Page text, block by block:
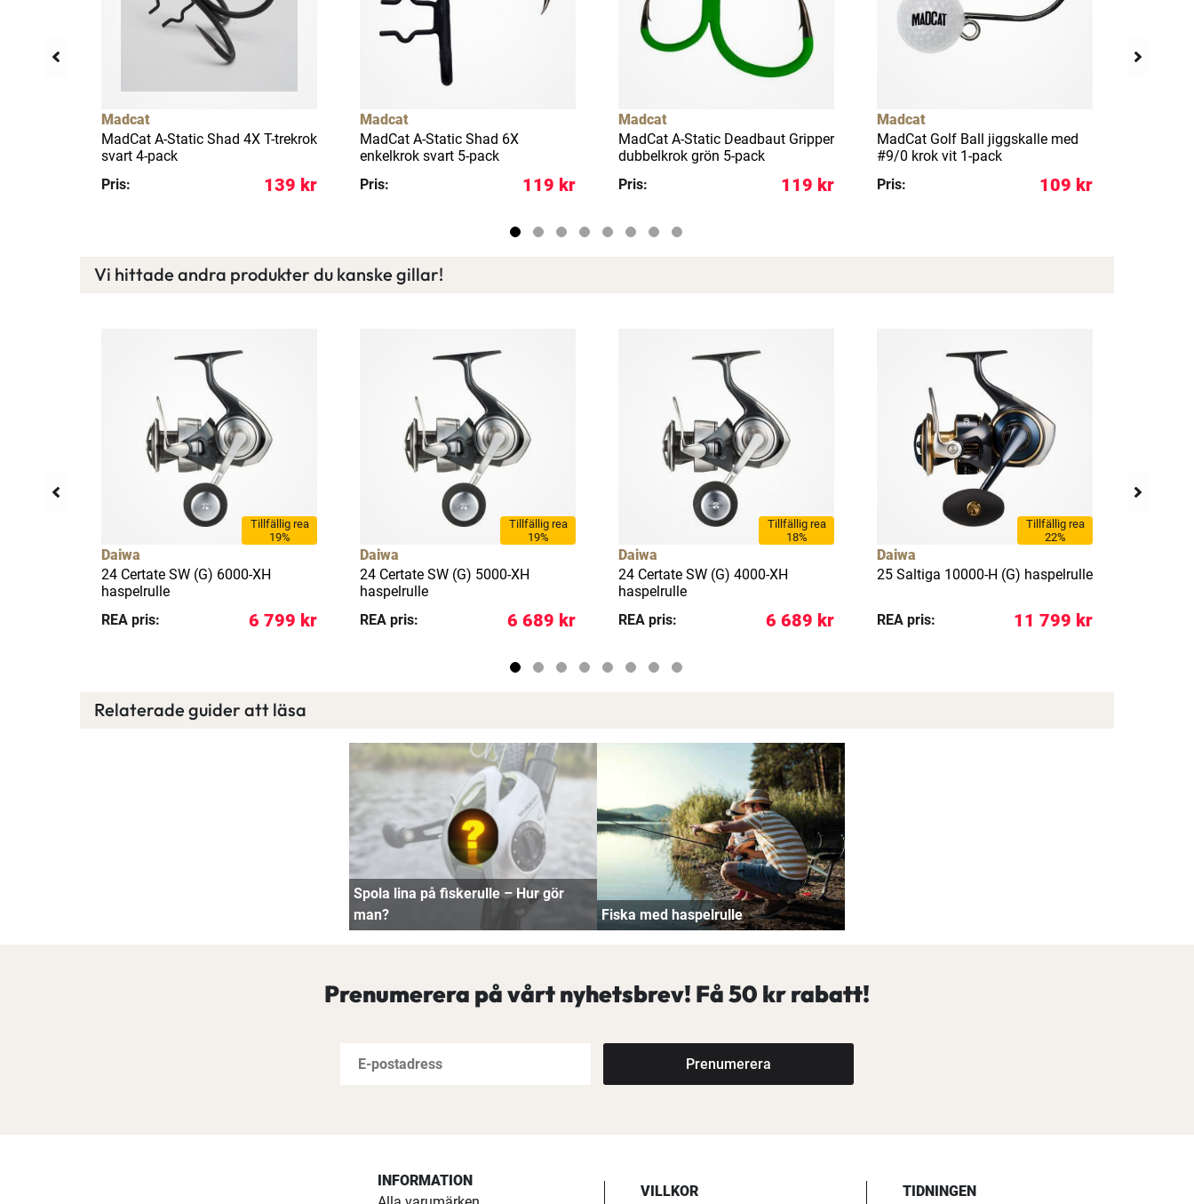
Madcat
MadCat A-Static Shad 4X T-trekrok
svart 4-pack
Pris:
139 kr
Madcat
MadCat A-Static Shad 6X
enkelkrok svart 5-pack
Pris:
119 kr
Madcat
MadCat A-Static Deadbaut Gripper
dubbelkrok grön 5-pack
Pris:
119 kr
Madcat
MadCat Golf Ball jiggskalle med
#9/0 krok vit 1-pack
Pris:
109 kr
Vi hittade andra produkter du kanske gillar!
Tillfällig rea
19%
Daiwa
24 Certate SW (G) 6000-XH
haspelrulle
REA pris:
6 799 kr
Tillfällig rea
19%
Daiwa
24 Certate SW (G) 5000-XH
haspelrulle
REA pris:
6 689 kr
Tillfällig rea
18%
Daiwa
24 Certate SW (G) 4000-XH
haspelrulle
REA pris:
6 689 kr
Tillfällig rea
22%
Daiwa
25 Saltiga 10000-H (G) haspelrulle
REA pris: 11 799 kr
Relaterade guider att läsa
Spola lina på fiskerulle – Hur gör
man?
Fiska med haspelrulle
Prenumerera på vårt nyhetsbrev! Få50 kr rabatt!
Prenumerera
INFORMATION
VILLKOR
TIDNINGEN